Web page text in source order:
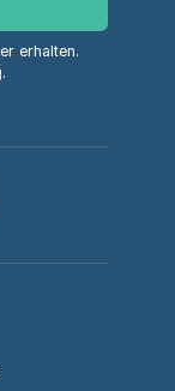
erhalten.
.